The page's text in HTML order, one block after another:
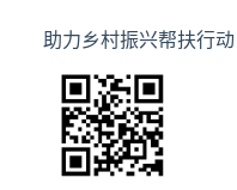
助力乡村振兴帮扶行动